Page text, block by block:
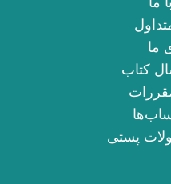
ما
کتاب
پستی